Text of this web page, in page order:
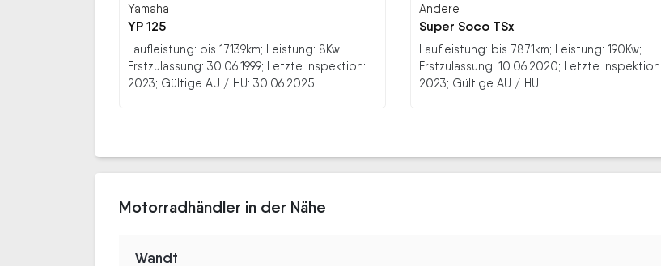
Yamaha
YP 125
Laufleistung: bis 17139km; Leistung: 8Kw;
Erstzulassung: 30.06.1999; Letzte Inspektion:
2023; Gültige AU / HU: 30.06.2025
Andere
Super Soco TSx
Laufleistung: bis 7871km; Leistung: 190Kw;
Erstzulassung: 10.06.2020; Letzte Inspektion:
2023; Gültige AU / HU:
Motorradhändler in der Nähe
Wandt